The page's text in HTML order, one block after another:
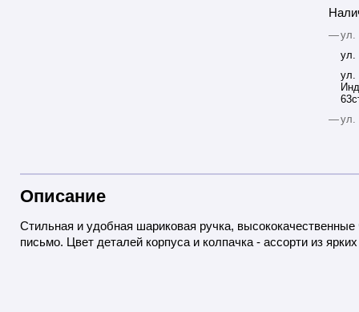
—ул.
ул.
ул.
—ул.
Описание
Стильная и удобная шариковая ручка,
письмо. Цвет деталей корпуса и колпачка - ассорти из